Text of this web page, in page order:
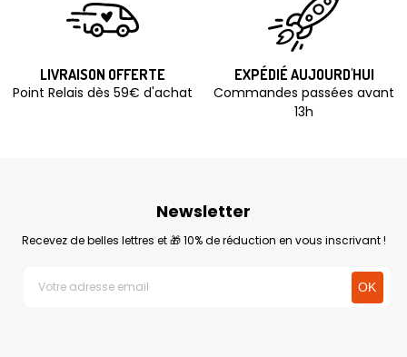
LIVRAISON OFFERTE
Point Relais dès 59€ d'achat
EXPÉDIÉ AUJOURD'HUI
Commandes passées avant
13h
Newsletter
Recevez de belles lettres et 🎁 10% de réduction en vous inscrivant !